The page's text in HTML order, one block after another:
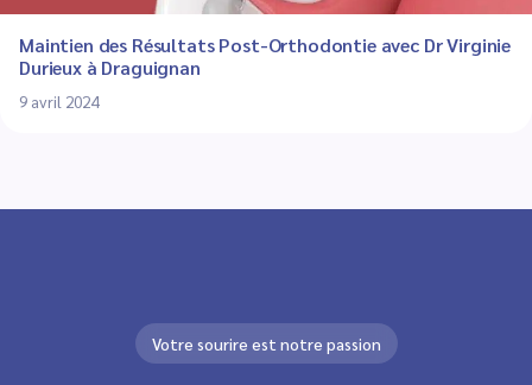
Maintien des Résultats Post-Orthodontie avec Dr Virginie
Durieux à Draguignan
9 avril 2024
Votre sourire est notre passion